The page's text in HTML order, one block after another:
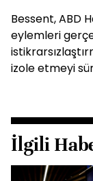
Bessent, ABD
eylemleri
izole etmeyi
İlgili